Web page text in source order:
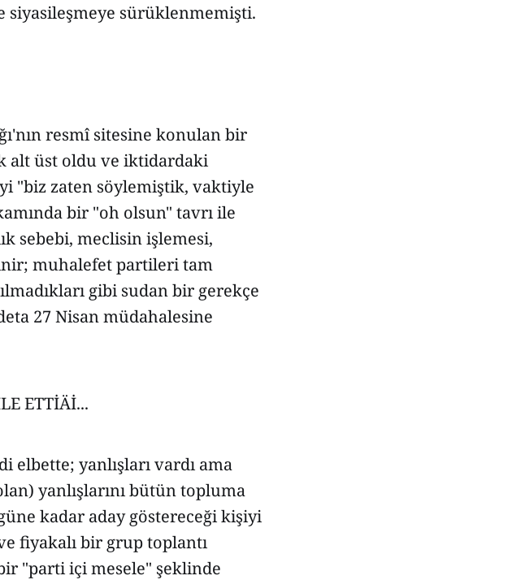
siyasileşmeye sürüklenmemişti.
resmî sitesine konulan bir
alt üst oldu ve iktidardaki
"biz zaten söylemiştik, vaktiyle
bir "oh olsun" tavrı ile
sebebi, meclisin işlemesi,
muhalefet partileri tam
gibi sudan bir gerekçe
27 Nisan müdahalesine
ETTİÄİ...
elbette; yanlışları vardı ama
yanlışlarını bütün topluma
kadar aday göstereceği kişiyi
fiyakalı bir grup toplantı
"parti içi mesele" şeklinde